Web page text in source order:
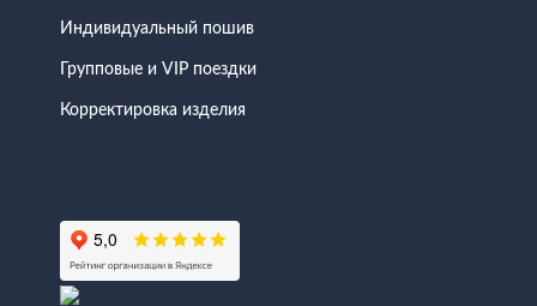
Индивидуальный пошив
Групповые и VIP поездки
Корректировка изделия